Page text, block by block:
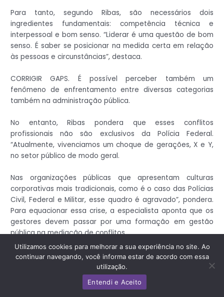
Para tanto, segundo Ribas, são necessários dois
ingredientes fundamentais: competência técnica e
interpessoal e bom senso. “Liderar é uma questão de bom
senso. É saber se posicionar na medida certa em relação
às pessoas e circunstâncias”, destaca.
CORRIGIR GAPS. É possível perceber também um
fenômeno de enfrentamento entre diversas categorias
também na administração pública.
No entanto, Ribas pondera que esses conflitos
profissionais não são exclusivos da Polícia Federal.
“Atualmente, vivenciamos um choque de gerações, X e Y,
no setor público de modo geral.
Nas organizações públicas que apresentam culturas
corporativas mais tradicionais, como é o caso das Polícias
Civil, Federal e Militar, esse quadro é agravado”, pondera.
Para equacionar essa crise, a especialista aponta que os
gestores devem passar por uma formação em gestão
pública na mediação de conflitos.
Nesse processo, lacunas de competências – os chamados
gaps – como habilidade de liderança, comunicação
interpessoal, gerenciamento de conflitos, negociação e
trabalho em equipe, precisam ser supridas na mediação
Utilizamos cookies para melhorar a sua experiência no site. Ao
continuar navegando, você informa estar de acordo com essa
utilização.
Entendi e Aceito